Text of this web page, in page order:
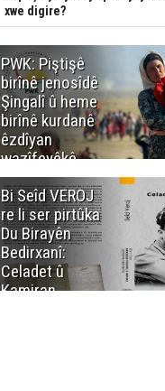
xwe digire?
PWK: Piştişê
birînê jenosîdê
Şingalî û heme
birînê kurdanê
êzdîyan
wazîfeyêkê
neteweyî yê
heme kurdanê
dinya yo
Bi Seîd VEROJ
re li ser pirtûka
Du Birayên
Bedirxanî:
Celadet û
Kamiran